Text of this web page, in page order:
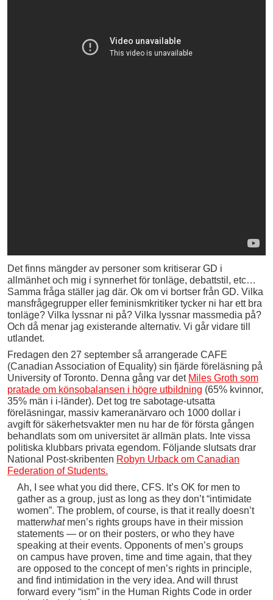
Det finns mängder av personer som kritiserar GD i
allmänhet och mig i synnerhet för tonläge, debattstil, etc…
Samma fråga ställer jag där. Ok om vi bortser från GD. Vilka
mansfrågegrupper eller feminismkritiker tycker ni har ett bra
tonläge? Vilka lyssnar ni på? Vilka lyssnar massmedia på?
Och då menar jag existerande alternativ. Vi går vidare till
utlandet.
Fredagen den 27 september så arrangerade CAFE
(Canadian Association of Equality) sin fjärde föreläsning på
University of Toronto. Denna gång var det Miles Groth som
pratade om könsobalansen i högre utbildning (65% kvinnor,
35% män i i-länder). Det tog tre sabotage-utsatta
föreläsningar, massiv kameranärvaro och 1000 dollar i
avgift för säkerhetsvakter men nu har de för första gången
behandlats som om universitet är allmän plats. Inte vissa
politiska klubbars privata egendom. Följande slutsats drar
National Post-skribenten Robyn Urback om Canadian
Federation of Students.
Ah, I see what you did there, CFS. It’s OK for men to
gather as a group, just as long as they don’t “intimidate
women”. The problem, of course, is that it really doesn’t
matterwhatmen’s rights groups have in their mission
statements — or on their posters, or who they have
speaking at their events. Opponents of men’s groups
on campus have proven, time and time again, that they
are opposed to the concept of men’s rights in principle,
and find intimidation in the very idea. And will thrust
forward every “ism” in the Human Rights Code in order